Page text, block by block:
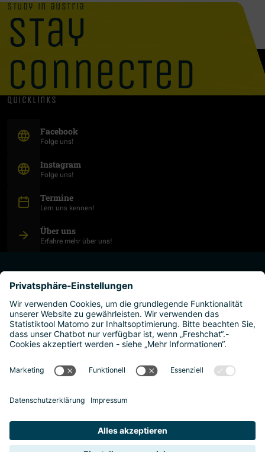
study in austria
stay
connected
quicklinks
Facebook(Öffnet in neuem Fenster)
Folge uns!
Instagram
Folge uns!
Termine
Lern uns kennen!
Über uns
Erfahre mehr über uns!
studium planen
hochschulen
leben und arbeiten
warum österreich?
Impressum
Barrierefreiheitserklärung